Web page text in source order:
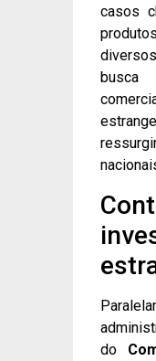
casos
do